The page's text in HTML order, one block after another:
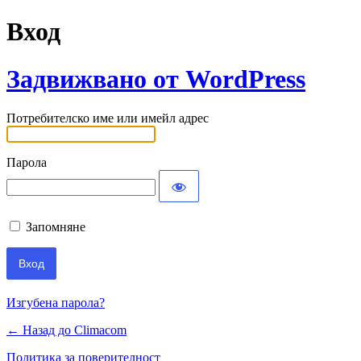
Вход
Задвижвано от WordPress
Потребителско име или имейл адрес
Парола
Запомняне
Изгубена парола?
← Назад до Climacom
Политика за поверителност